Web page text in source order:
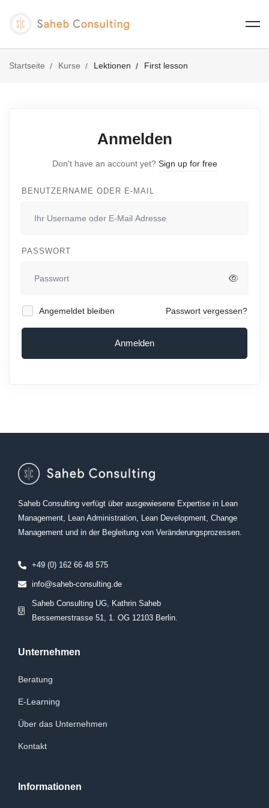
Startseite Kurse Lektionen First lesson
Anmelden
Don't have an account yet? Sign up for free
BENUTZERNAME ODER E-MAIL
PASSWORT
Angemeldet bleiben Passwort vergessen?
Anmelden
Saheb Consulting verfügt über ausgewiesene Expertise in Lean
Management, Lean Administration, Lean Development, Change
Management und in der Begleitung von Veränderungsprozessen.
+49 (0) 162 66 48 575
info@saheb-consulting.de
Saheb Consulting UG, Kathrin Saheb
Bessemerstrasse 51, 1. OG 12103 Berlin.
Unternehmen
Beratung
E-Learning
Über das Unternehmen
Kontakt
Informationen